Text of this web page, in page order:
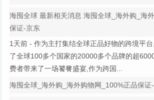
海囤全球 最新相关消息 海囤全球_海外购_海
保证-京东
1天前 - 作为主打集结全球正品好物的跨境平
了全球100多个国家的20000多个品牌的超
费者带来了一场饕餮盛宴,作为跨国...
海囤全球_海外购_海外购物网_100%正品保证